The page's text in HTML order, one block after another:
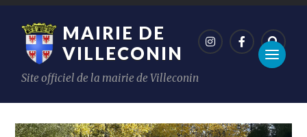
MAIRIE DE
VILLECONIN
Site officiel de la mairie de Villeconin